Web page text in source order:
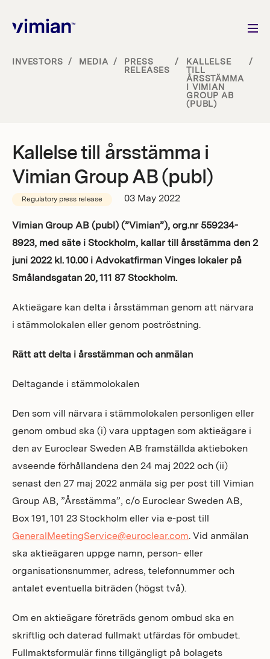
Sustainability
Jobs
Newsroom
Investors
INVESTORS / MEDIA /
PRESS
RELEASES
/
KALLELSE
TILL
ÅRSSTÄMMA
I VIMIAN
GROUP AB
(PUBL)
/
Kallelse till årsstämma i
Vimian Group AB (publ)
Regulatory press release 03 May 2022
Vimian Group AB (publ) (”Vimian”), org.nr 559234-
8923, med säte i Stockholm, kallar till årsstämma den 2
juni 2022 kl. 10.00 i Advokatfirman Vinges lokaler på
Smålandsgatan 20, 111 87 Stockholm.
Aktieägare kan delta i årsstämman genom att närvara
i stämmolokalen eller genom poströstning.
Rätt att delta i årsstämman och anmälan
Deltagande i stämmolokalen
Den som vill närvara i stämmolokalen personligen eller
genom ombud ska (i) vara upptagen som aktieägare i
den av Euroclear Sweden AB framställda aktieboken
avseende förhållandena den 24 maj 2022 och (ii)
senast den 27 maj 2022 anmäla sig per post till Vimian
Group AB, ”Årsstämma”, c/o Euroclear Sweden AB,
Box 191, 101 23 Stockholm eller via e-post till
GeneralMeetingService@euroclear.com. Vid anmälan
ska aktieägaren uppge namn, person- eller
organisationsnummer, adress, telefonnummer och
antalet eventuella biträden (högst två).
Om en aktieägare företräds genom ombud ska en
skriftlig och daterad fullmakt utfärdas för ombudet.
Fullmaktsformulär finns tillgängligt på bolagets